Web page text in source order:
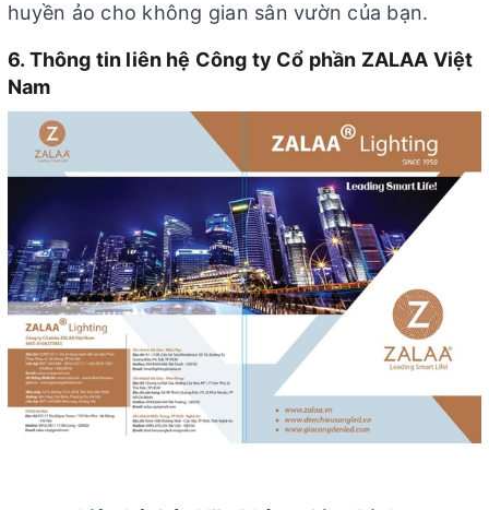
huyền ảo cho không gian sân vườn của bạn.
6. Thông tin liên hệ Công ty Cổ phần ZALAA Việt
Nam